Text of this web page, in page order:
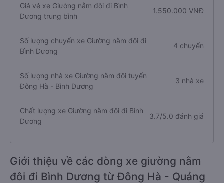
Giá vé xe Giường nằm đôi đi Bình
Dương trung bình
1.550.000 VNĐ
Số lượng chuyến xe Giường nằm đôi đi
Bình Dương
4 chuyến
Số lượng nhà xe Giường nằm đôi tuyến
Đông Hà - Bình Dương
3 nhà xe
Chất lượng xe Giường nằm đôi đi Bình
Dương
3.7/5.0 đánh giá
Giới thiệu về các dòng xe giường nằm
đôi đi Bình Dương từ Đông Hà - Quảng